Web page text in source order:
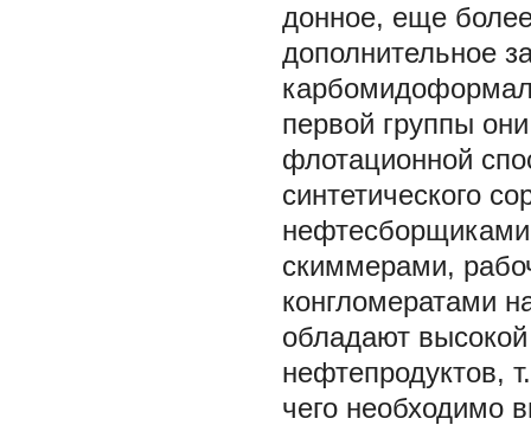
донное, еще
дополнительное
первой группы
флотационной
синтетического
скиммерами,
конгломератами
обладают
нефтепродуктов,
чего необходимо